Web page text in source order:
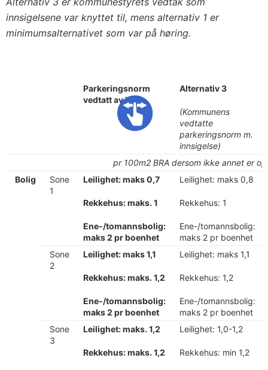
innsigelsene var knyttet til, mens alternativ 1 er
minimumsalternativet som var på høring.
Parkeringsnorm
vedtatt av KDD
Alternativ 3
(Kommunens
vedtatte
parkeringsnorm m.
innsigelse)
pr 100m2 BRA dersom ikke annet er
Bolig
Sone
1
Leilighet: maks 0,7
Rekkehus:maks. 1
Ene-/tomannsbolig:
maks 2 pr boenhet
Leilighet: maks 0,8
Rekkehus: 1
Ene-/tomannsbolig:
maks 2 pr boenhet
Sone
2
Leilighet:maks 1,1
Rekkehus: maks. 1,2
Ene-/tomannsbolig:
maks 2 pr boenhet
Leilighet: maks 1,1
Rekkehus: 1,2
Ene-/tomannsbolig:
maks 2 pr boenhet
Sone
3
Leilighet:maks. 1,2
Rekkehus:maks. 1,2
Leilighet: 1,0-1,2
Rekkehus: min 1,2